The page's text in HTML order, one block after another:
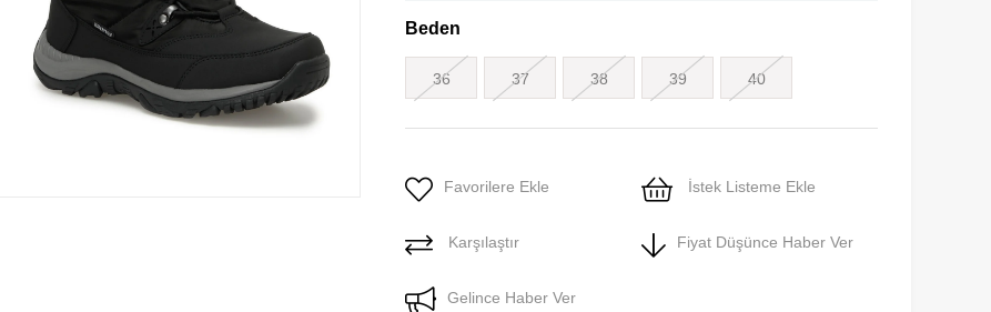
Beden
36 37 38 39 40
Favorilere Ekle İstek Listeme Ekle
Karşılaştır Fiyat Düşünce Haber Ver
Gelince Haber Ver